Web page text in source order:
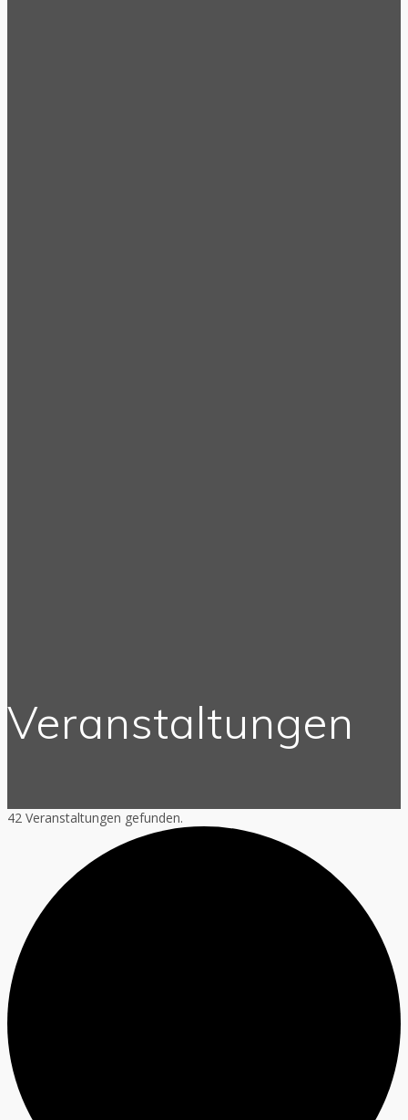
Veranstaltungen
42 Veranstaltungen gefunden.